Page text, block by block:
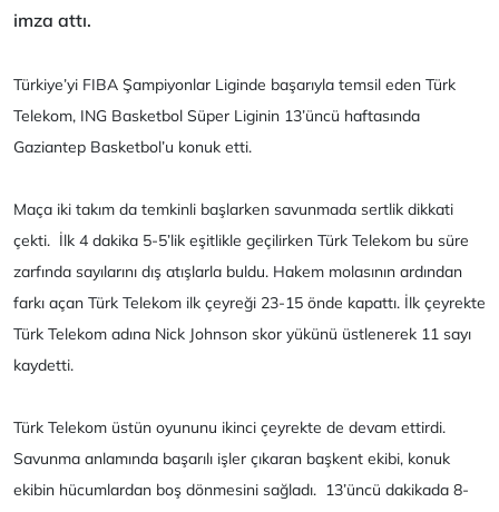
imza attı.
Türkiye’yi FIBA Şampiyonlar Liginde başarıyla temsil eden Türk
Telekom, ING Basketbol Süper Liginin 13’üncü haftasında
Gaziantep Basketbol’u konuk etti.
Maça iki takım da temkinli başlarken savunmada sertlik dikkati
çekti. İlk 4 dakika 5-5’lik eşitlikle geçilirken Türk Telekom bu süre
zarfında sayılarını dış atışlarla buldu. Hakem molasının ardından
farkı açan Türk Telekom ilk çeyreği 23-15 önde kapattı. İlk çeyrekte
Türk Telekom adına Nick Johnson skor yükünü üstlenerek 11 sayı
kaydetti.
Türk Telekom üstün oyununu ikinci çeyrekte de devam ettirdi.
Savunma anlamında başarılı işler çıkaran başkent ekibi, konuk
ekibin hücumlardan boş dönmesini sağladı. 13’üncü dakikada 8-